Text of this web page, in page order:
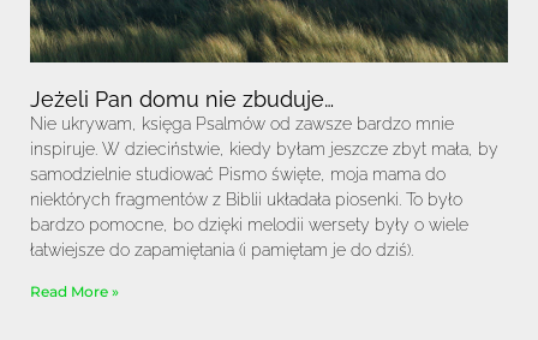
Jeżeli Pan domu nie zbuduje…
Nie ukrywam, księga Psalmów od zawsze bardzo mnie
inspiruje. W dzieciństwie, kiedy byłam jeszcze zbyt mała, by
samodzielnie studiować Pismo święte, moja mama do
niektórych fragmentów z Biblii układała piosenki. To było
bardzo pomocne, bo dzięki melodii wersety były o wiele
łatwiejsze do zapamiętania (i pamiętam je do dziś).
Read More »